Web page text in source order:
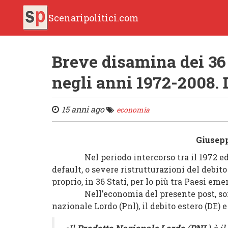
Scenaripolitici.com
Breve disamina dei
negli anni 1972-
15 anni ago economia
Nel periodo intercorso tra il 1972 ed
default, o severe ristrutturazioni del
proprio, in 36 Stati, per lo più tra Paesi
Nell’economia del presente post,
nazionale Lordo (Pnl), il debito estero (DE)